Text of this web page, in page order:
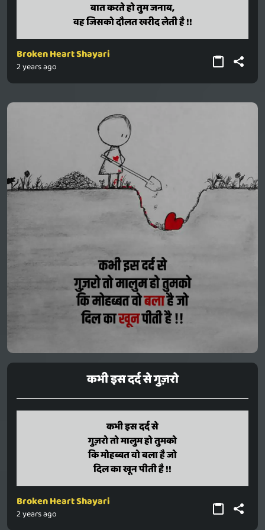
बात करते हो तुम जनाब,
वह जिसको दौलत खरीद लेती है !!
baat karate ho tum janaab,
vah jisako daulat kharid leti hai !!
Broken Heart Shayari
2 years ago
कभी इस दर्द से गुज़रो
कभी इस दर्द से
गुज़रो तो मालुम हो तुमको
कि मोहब्बत वो बला है जो
दिल का खून पीती है !!
kabhi is dard se
guzaro to maalum ho tumako
ki mohabbat wo bala hai jo
dil ka khun piti hai !!
Broken Heart Shayari
2 years ago